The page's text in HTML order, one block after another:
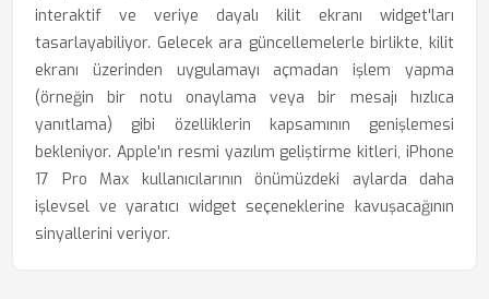
interaktif ve veriye dayalı kilit ekranı widget'ları
tasarlayabiliyor. Gelecek ara güncellemelerle birlikte, kilit
ekranı üzerinden uygulamayı açmadan işlem yapma
(örneğin bir notu onaylama veya bir mesajı hızlıca
yanıtlama) gibi özelliklerin kapsamının genişlemesi
bekleniyor. Apple'ın resmi yazılım geliştirme kitleri, iPhone
17 Pro Max kullanıcılarının önümüzdeki aylarda daha
işlevsel ve yaratıcı widget seçeneklerine kavuşacağının
sinyallerini veriyor.